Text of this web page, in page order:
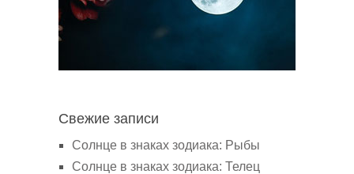
Свежие записи
Солнце в знаках зодиака: Рыбы
Солнце в знаках зодиака: Телец